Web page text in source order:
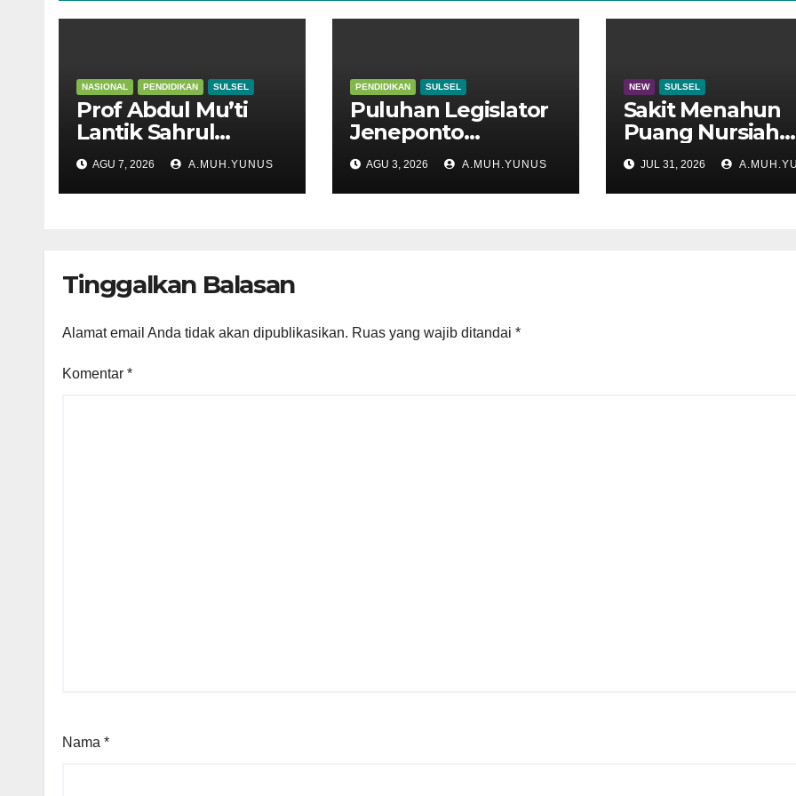
NASIONAL PENDIDIKAN SULSEL
Prof Abdul Mu’ti
Lantik Sahrul
Kepala SNT 9 Gowa
AGU 7, 2026 A.MUH.YUNUS
PENDIDIKAN SULSEL
Puluhan Legislator
Jeneponto
Mengadu di Disdik
Sulsel
AGU 3, 2026 A.MUH.YUNUS
NEW SULSEL
Sakit Menahun
Puang Nursiah
Hembuskan
Terakhir
JUL 31, 2026
Tinggalkan Balasan
Alamat email Anda tidak akan dipublikasikan. Ruas yang wajib ditandai *
Komentar *
Nama *